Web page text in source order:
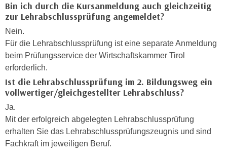
Bin ich durch die Kursanmeldung auch gleichzeitig
zur Lehrabschlussprüfung angemeldet?
Nein.
Für die Lehrabschlussprüfung ist eine separate Anmeldung
beim Prüfungsservice der Wirtschaftskammer Tirol
erforderlich.
Ist die Lehrabschlussprüfung im 2. Bildungsweg ein
vollwertiger/gleichgestellter Lehrabschluss?
Ja.
Mit der erfolgreich abgelegten Lehrabschlussprüfung
erhalten Sie das Lehrabschlussprüfungszeugnis und sind
Fachkraft im jeweiligen Beruf.
I
h
a
l
t
e
a
n
z
u
z
e
n
h
r
e
d
u
c
h
d